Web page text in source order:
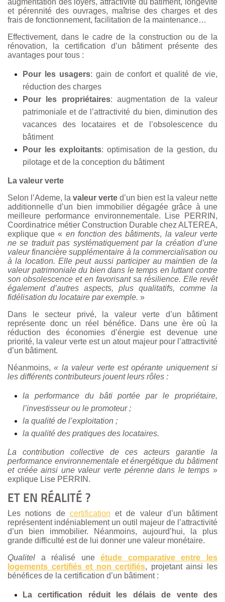
augmentation des loyers, attractivité du bâtiment, longévité
et pérennité des ouvrages, maîtrise des charges et des
frais de fonctionnement, facilitation de la maintenance…
Effectivement, dans le cadre de la construction ou de la
rénovation, la certification d’un bâtiment présente des
avantages pour tous :
Pour les usagers: gain de confort et qualité de vie,
réduction des charges
Pour les propriétaires: augmentation de la valeur
patrimoniale et de l’attractivité du bien, diminution des
vacances des locataires et de l’obsolescence du
bâtiment
Pour les exploitants: optimisation de la gestion, du
pilotage et de la conception du bâtiment
La valeur verte
Selon l’Ademe, la valeur verte d’un bien est la valeur nette
additionnelle d’un bien immobilier dégagée grâce à une
meilleure performance environnementale. Lise PERRIN,
Coordinatrice métier Construction Durable chez ALTEREA,
explique que « en fonction des bâtiments, la valeur verte
ne se traduit pas systématiquement par la création d’une
valeur financière supplémentaire à la commercialisation ou
à la location. Elle peut aussi participer au maintien de la
valeur patrimoniale du bien dans le temps en luttant contre
son obsolescence et en favorisant sa résilience. Elle revêt
également d’autres aspects, plus qualitatifs, comme la
fidélisation du locataire par exemple. »
Dans le secteur privé, la valeur verte d’un bâtiment
représente donc un réel bénéfice. Dans une ère où la
réduction des économies d’énergie est devenue une
priorité, la valeur verte est un atout majeur pour l’attractivité
d’un bâtiment.
Néanmoins,« la valeur verte est opérante uniquement si
les différents contributeurs jouent leurs rôles :
la performance du bâti portée par le propriétaire,
l’investisseur ou le promoteur ;
la qualité de l’exploitation ;
la qualité des pratiques des locataires.
La contribution collective de ces acteurs garantie la
performance environnementale et énergétique du bâtiment
et créée ainsi une valeur verte pérenne dans le temps »
explique Lise PERRIN.
ET EN RÉALITÉ ?
Les notions de certification et de valeur d’un bâtiment
représentent indéniablement un outil majeur de l’attractivité
d’un bien immobilier. Néanmoins, aujourd’hui, la plus
grande difficulté est de lui donner une valeur monétaire.
Qualitel a réalisé une
étude comparative entre les
logements certifiés et non certifiés, projetant ainsi les
bénéfices de la certification d’un bâtiment :
La certification réduit les délais de vente des